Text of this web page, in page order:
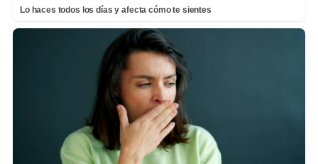
Lo haces todos los días y afecta cómo te sientes